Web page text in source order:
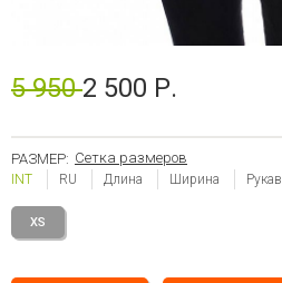
5 9502 500 Р.
РАЗМЕР: Сетка размеров
INT RU Длина Ширина Рукав
XS